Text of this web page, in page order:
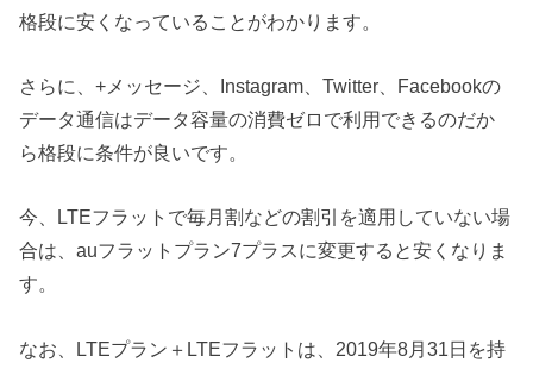
格段に安くなっていることがわかります。
さらに、+メッセージ、Instagram、Twitter、Facebookの
データ通信はデータ容量の消費ゼロで利用できるのだか
ら格段に条件が良いです。
今、LTEフラットで毎月割などの割引を適用していない場
合は、auフラットプラン7プラスに変更すると安くなりま
す。
なお、LTEプラン＋LTEフラットは、2019年8月31日を持